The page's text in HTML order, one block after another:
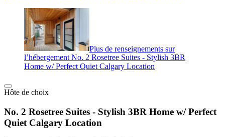
Plus de renseignements sur
l’hébergement No. 2 Rosetree Suites - Stylish 3BR
Home w/ Perfect Quiet Calgary Location
Hôte de choix
No. 2 Rosetree Suites - Stylish 3BR Home w/ Perfect
Quiet Calgary Location